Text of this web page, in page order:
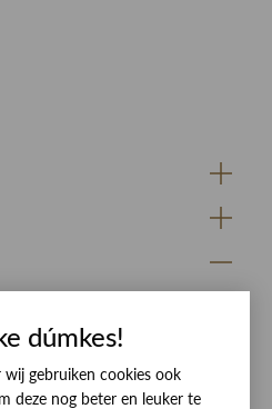
dúmkes!
wij gebruiken cookies ook
deze nog beter en leuker te